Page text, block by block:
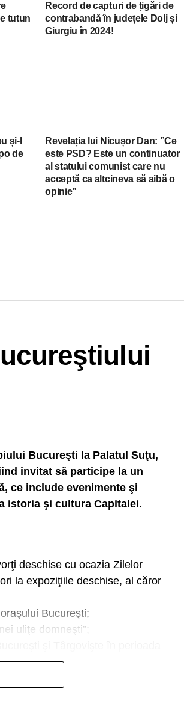
tutun
Record de capturi de țigări de
contrabandă în județele Dolj și
Giurgiu în 2024!
și-l
de
Revelația lui Nicușor Dan: ”Ce
este PSD? Este un continuator
al statului comunist care nu
acceptă ca altcineva să aibă o
opinie”
Bucureşti la Palatul Suţu,
invitat să participe la un
ce include evenimente şi
istoria şi cultura Capitalei.
deschise cu ocazia Zilelor
la expoziţiile deschise, al căror
Bucureşti;
uliţe domneşti”;
Bucureştiului dintr-o